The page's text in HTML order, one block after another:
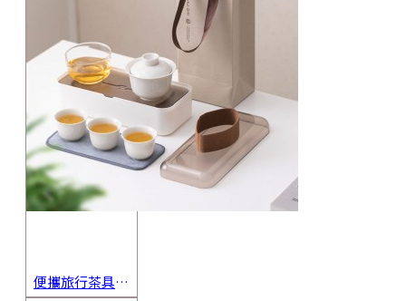
便攜旅行茶具組 茶杯 茶壺 陶瓷杯 泡茶組 茶具套裝 伴手禮 禮盒 禮品